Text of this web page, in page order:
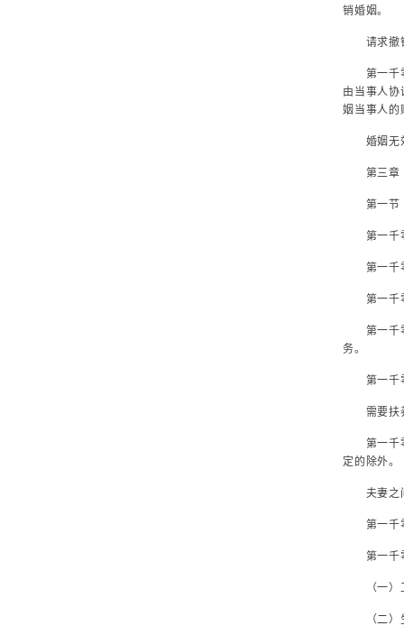
销婚姻。
请求撤销
第一千零
由当事人
姻当事人的
婚姻无效
第三章
第一节
第一千零
第一千零
第一千零
第一千零
务。
第一千零
需要扶养
第一千零
定的除外。
夫妻之间
第一千零
第一千零
（一）工
（二）生